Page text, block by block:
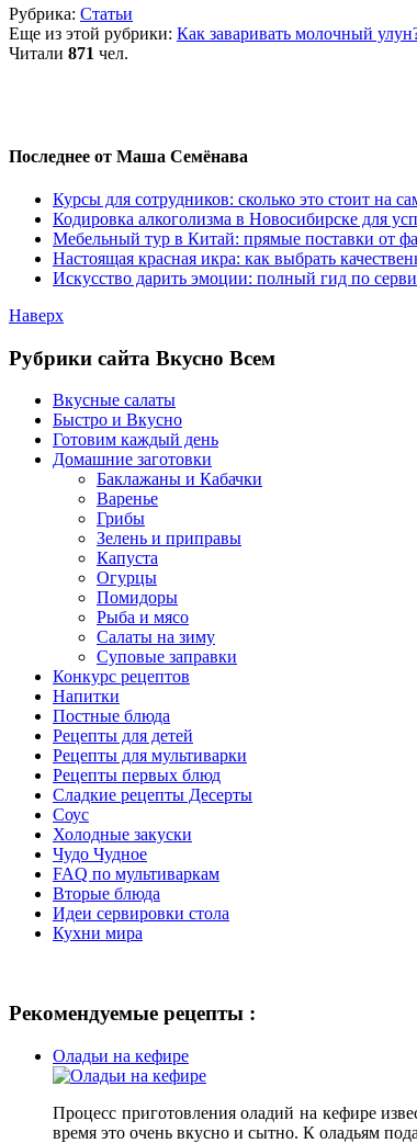
Рубрика: Статьи
Еще из этой рубрики: Как заваривать молочный
Читали 871 чел.
Последнее от Маша Семёнава
Курсы для сотрудников: сколько это стоит на
Кодировка алкоголизма в Новосибирске для
Мебельный тур в Китай: прямые поставки от
Настоящая красная икра: как выбрать
Искусство дарить эмоции: полный гид по
Наверх
Рубрики сайта Вкусно Всем
Вкусные салаты
Быстро и Вкусно
Готовим каждый день
Домашние заготовки
Баклажаны и Кабачки
Варенье
Грибы
Зелень и приправы
Капуста
Огурцы
Помидоры
Рыба и мясо
Салаты на зиму
Суповые заправки
Конкурс рецептов
Напитки
Постные блюда
Рецепты для детей
Рецепты для мультиварки
Рецепты первых блюд
Сладкие рецепты Десерты
Соус
Холодные закуски
Чудо Чудное
FAQ по мультиваркам
Вторые блюда
Идеи сервировки стола
Кухни мира
Рекомендуемые рецепты :
Оладьи на кефире
Процесс приготовления оладий на кефире
время это очень вкусно и сытно. К оладьям